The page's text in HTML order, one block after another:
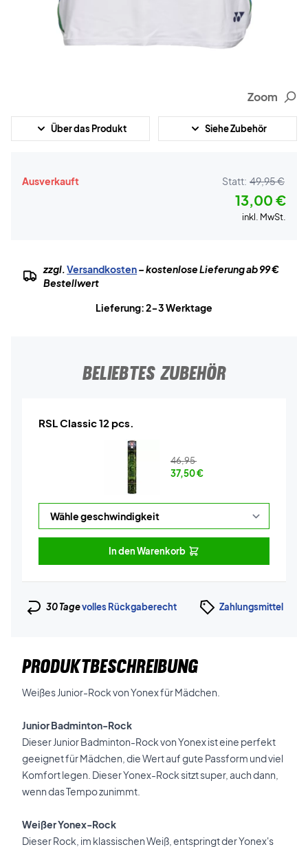
Zoom
Über das Produkt Siehe Zubehör
Ausverkauft Statt: 49,95 €
13,00 €
inkl. MwSt.
zzgl.Versandkosten– kostenlose Lieferung ab 99 €
Bestellwert
Lieferung: 2-3 Werktage
BELIEBTES ZUBEHÖR
RSL Classic 12 pcs.
46,95
37,50€
In den Warenkorb
30 Tagevolles Rückgaberecht Zahlungsmittel
PRODUKTBESCHREIBUNG
Weißes Junior-Rock von Yonex für Mädchen.
Junior Badminton-Rock
Dieser Junior Badminton-Rock von Yonex ist eine perfekt
geeignet für Mädchen, die Wert auf gute Passform und viel
Komfort legen. Dieser Yonex-Rock sitzt super, auch dann,
wenn das Tempo zunimmt.
Weißer Yonex-Rock
Dieser Rock, im klassischen Weiß, entspringt der Yonex's